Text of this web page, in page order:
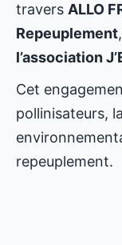
travers ALLO
Repeuplement
l’association
Cet
pollinisateurs,
repeuplement.